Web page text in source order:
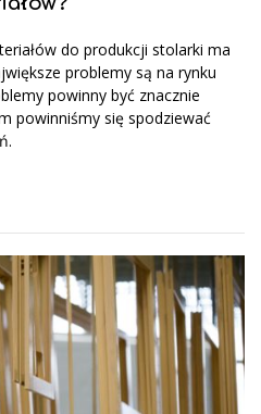
do produkcji stolarki ma
problemy są na rynku
powinny być znacznie
powinniśmy się spodziewać